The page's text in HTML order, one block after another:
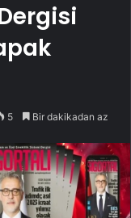
5 Bir dakikadan az